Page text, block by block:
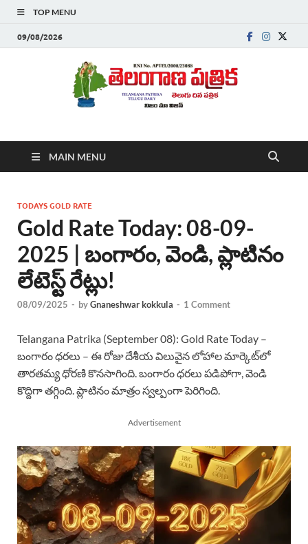
TOP MENU
09/08/2026
Telanganapatrika
,Latest Telangana News, Rajanna Sircilla News, Telangana
Breaking News, Telugu Newspaper Online, Today Telugu News,
తెలుగు వార్తలు , బ్రేకింగ్ న్యూస్ తెలుగులో , తెలంగాణ లో తాజా అప్‌డేట్స్ ,
తెలుగు న్యూస్ పేపర్
MAIN MENU
TODAYS GOLD RATE
Gold Rate Today: 08-09-
2025 | బంగారం, వెండి, ప్లాటినం
లేటెస్ట్ రేట్లు!
08/09/2025 - byGnaneshwar kokkula - 1 Comment
Telangana Patrika (September 08): Gold Rate Today –
బంగారం ధరలు – ఈ రోజు దేశీయ విలువైన లోహాల మార్కెట్‌లో
తారతమ్య ధోరణి కొనసాగింది. బంగారం ధరలు పడిపోగా, వెండి
కొద్దిగా తగ్గింది. ప్లాటినం మాత్రం స్వల్పంగా పెరిగింది.
Advertisement